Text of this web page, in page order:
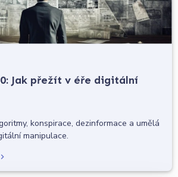
Jak přežít v éře digitální
konspirace, dezinformace a umělá
manipulace.